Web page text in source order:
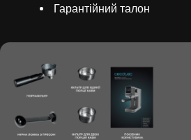
Гарантійний талон